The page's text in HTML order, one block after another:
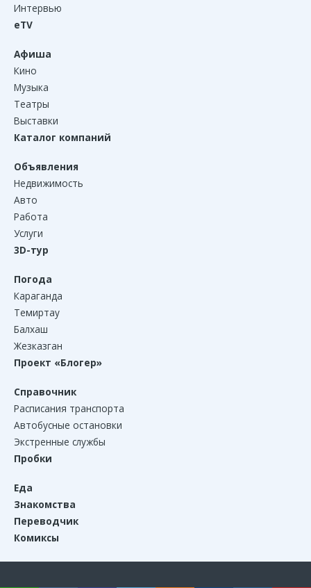
Интервью
eTV
Афиша
Кино
Музыка
Театры
Выставки
Каталог компаний
Объявления
Недвижимость
Авто
Работа
Услуги
3D-тур
Погода
Караганда
Темиртау
Балхаш
Жезказган
Проект «Блогер»
Справочник
Расписания транспорта
Автобусные остановки
Экстренные службы
Пробки
Еда
Знакомства
Переводчик
Комиксы